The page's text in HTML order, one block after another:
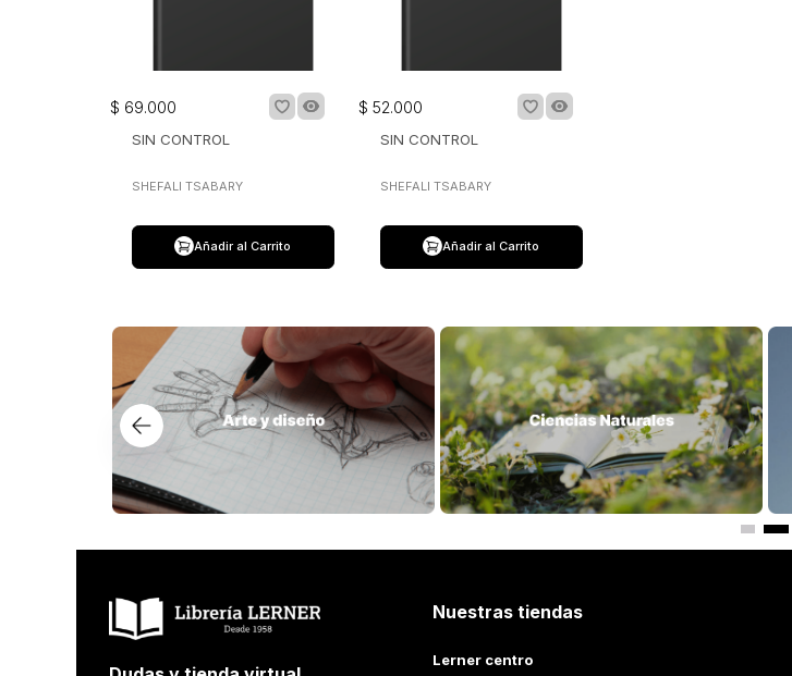
$ 69.000
SIN CONTROL
SHEFALI TSABARY
Añadir al Carrito
$ 52.000
SIN CONTROL
SHEFALI TSABARY
Añadir al Carrito
Nuestras tiendas
Lerner centro